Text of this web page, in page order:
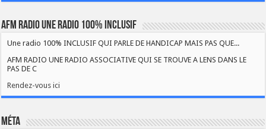
AFM RADIO UNE RADIO 100% INCLUSIF
Une radio 100% INCLUSIF QUI PARLE DE HANDICAP MAIS PAS QUE...
AFM RADIO UNE RADIO ASSOCIATIVE QUI SE TROUVE A LENS DANS LE
PAS DE C
Rendez-vous ici
Méta